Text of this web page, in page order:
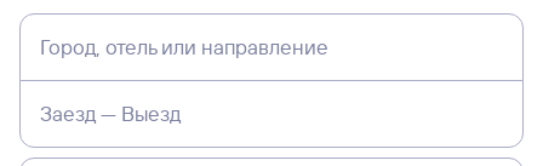
Город, отель или направление
Заезд — Выезд